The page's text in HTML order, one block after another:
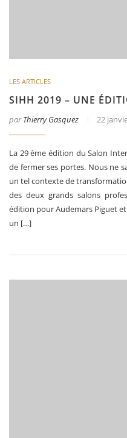
LES ARTICLES
SIHH 2019 – UNE
parThierry Gasquez 22
La 29 ème édition du Salon
de fermer ses portes. Nous ne
un tel contexte de
des deux grands salons
édition pour Audemars Piguet
un […]